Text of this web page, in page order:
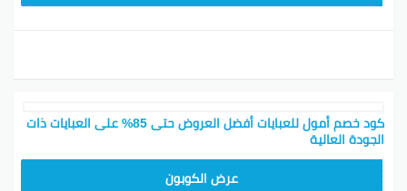
كود خصم أمول للعبايات أفضل العروض حتى 85% على العبايات ذات
الجودة العالية
عرض الكوبون